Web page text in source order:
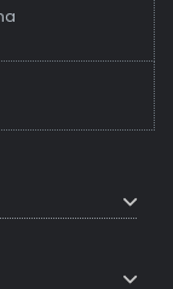
seviyede